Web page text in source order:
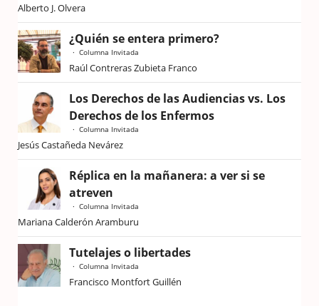
Alberto J. Olvera
¿Quién se entera primero?
Columna Invitada
Raúl Contreras Zubieta Franco
Los Derechos de las Audiencias vs. Los
Derechos de los Enfermos
Columna Invitada
Jesús Castañeda Nevárez
Réplica en la mañanera: a ver si se
atreven
Columna Invitada
Mariana Calderón Aramburu
Tutelajes o libertades
Columna Invitada
Francisco Montfort Guillén